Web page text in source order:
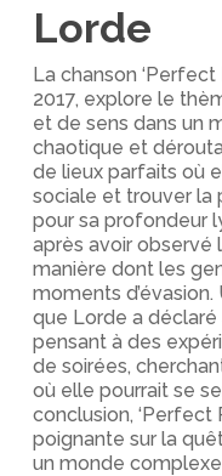
Lorde
La chanson
2017, explore le
et de sens dans un
chaotique et
de lieux parfaits où
sociale et trouver la
pour sa profondeur
après avoir observé
manière dont les
moments
que Lorde a
pensant à des
de soirées,
où elle pourrait se
conclusion, ‘Perfect
poignante sur la
un monde